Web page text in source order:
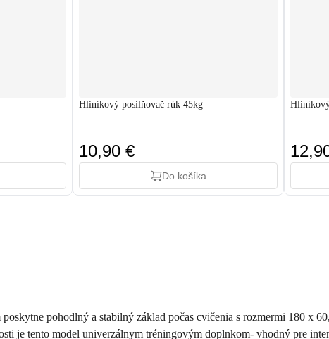
Hliníkový posilňovač rúk 45kg
10,90 €
Do košíka
pohodlný a stabilný základ počas cvičenia s rozmermi 180 x
je tento model univerzálnym tréningovým doplnkom- vhodný pre